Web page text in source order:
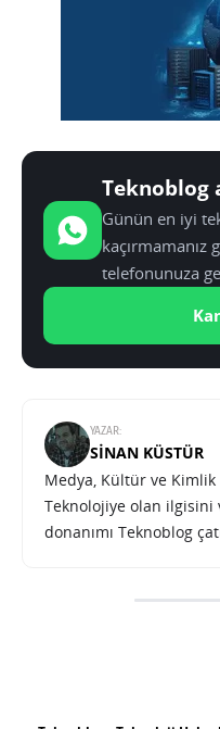
Teknoblog
Günün en iyi
kaçırmamanız
telefonunuza
YAZAR:
SINAN KÜSTÜR
Medya, Kültür ve
Teknolojiye olan
donanımı Teknoblog